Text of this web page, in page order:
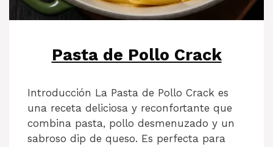
Pasta de Pollo Crack
Introducción La Pasta de Pollo Crack es
una receta deliciosa y reconfortante que
combina pasta, pollo desmenuzado y un
sabroso dip de queso. Es perfecta para